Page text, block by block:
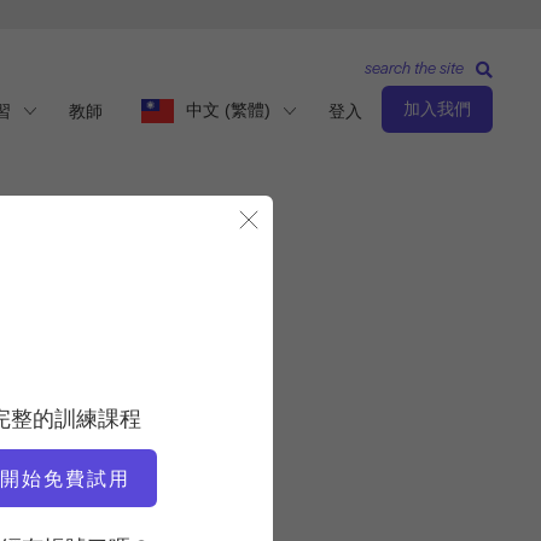
教師 中文 (繁體) 登入 加入我們
search the site
整的訓練課程
開始免費試用
運動速度